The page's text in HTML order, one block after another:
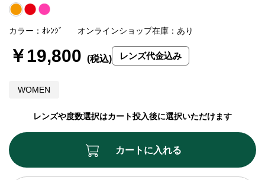
WOMEN
カラー：ｵﾚﾝｼﾞ オンラインショップ在庫：あり
レンズや度数選択はカート投入後に選択いただけます
￥19,800 レンズ代金込み
カートに入れる